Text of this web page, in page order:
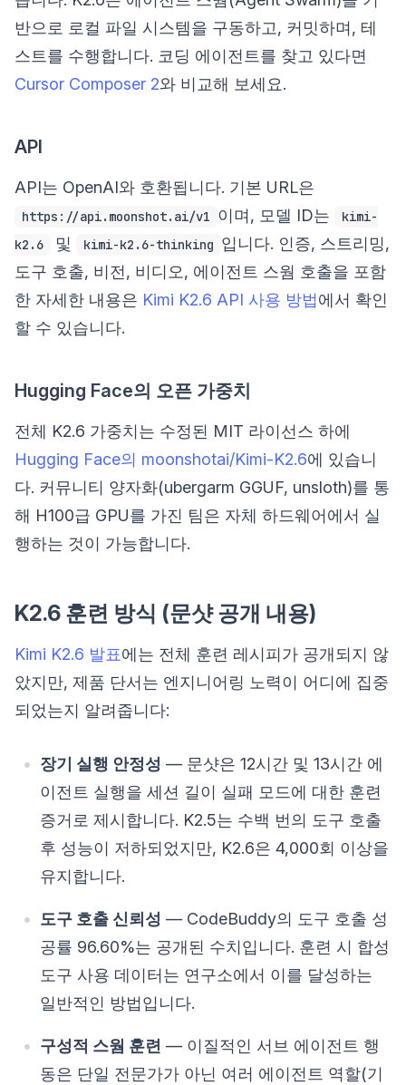
반으로 로컬 파일 시스템을 구동하고, 커밋하며, 테
스트를 수행합니다. 코딩 에이전트를 찾고 있다면
Cursor Composer 2와 비교해 보세요.
API
API는 OpenAI와 호환됩니다. 기본 URL은
https://api.moonshot.ai/v1 이며, 모델 ID는
kimi-
k2.6
및 kimi-k2.6-thinking 입니다. 인증, 스트리밍,
도구 호출, 비전, 비디오, 에이전트 스웜 호출을 포함
한 자세한 내용은 Kimi K2.6 API 사용 방법에서 확인
할 수 있습니다.
Hugging Face의 오픈 가중치
전체 K2.6 가중치는 수정된 MIT 라이선스 하에
Hugging Face의 moonshotai/Kimi-K2.6에 있습니
다. 커뮤니티 양자화(ubergarm GGUF, unsloth)를 통
해 H100급 GPU를 가진 팀은 자체 하드웨어에서 실
행하는 것이 가능합니다.
K2.6 훈련 방식 (문샷 공개 내용)
Kimi K2.6 발표에는 전체 훈련 레시피가 공개되지 않
았지만, 제품 단서는 엔지니어링 노력이 어디에 집중
되었는지 알려줍니다:
장기 실행 안정성 — 문샷은 12시간 및 13시간 에
이전트 실행을 세션 길이 실패 모드에 대한 훈련
증거로 제시합니다. K2.5는 수백 번의 도구 호출
후 성능이 저하되었지만, K2.6은 4,000회 이상을
유지합니다.
도구 호출 신뢰성 — CodeBuddy의 도구 호출 성
공률 96.60%는 공개된 수치입니다. 훈련 시 합성
도구 사용 데이터는 연구소에서 이를 달성하는
일반적인 방법입니다.
구성적 스웜 훈련 — 이질적인 서브 에이전트 행
동은 단일 전문가가 아닌 여러 에이전트 역할(기